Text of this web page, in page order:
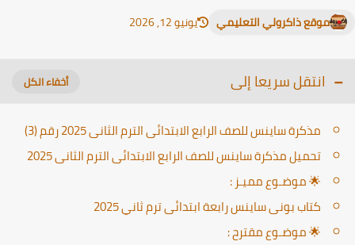
موقع ذاكرولي التعليمي يونيو 12, 2026
انتقل سريعا إلى
مذكرة ساينس للصف الرابع الابتدائى الترم الثانى 2025 رقم (3)
تحميل مذكرة ساينس للصف الرابع الابتدائى الترم الثانى 2025
🌟 موضـوع مميـز :
كتاب بونى ساينس رابعة ابتدائى ترم ثاني 2025
🌟 موضـوع مقترح :